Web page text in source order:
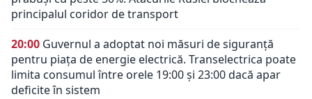
principalul coridor de transport
20:00 Guvernul a adoptat noi măsuri de siguranță
pentru piața de energie electrică. Transelectrica poate
limita consumul între orele 19:00 și 23:00 dacă apar
deficite în sistem